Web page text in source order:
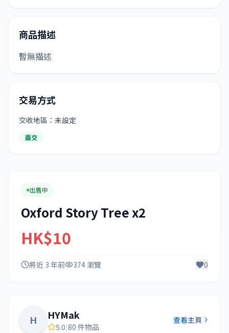
商品描述
暫無描述
交易方式
交收地區：未設定
面交
出售中
Oxford Story Tree x2
HK$10
將近 3 年前 374 瀏覽 0
H HYMak
5.0|80 件物品
查看主頁